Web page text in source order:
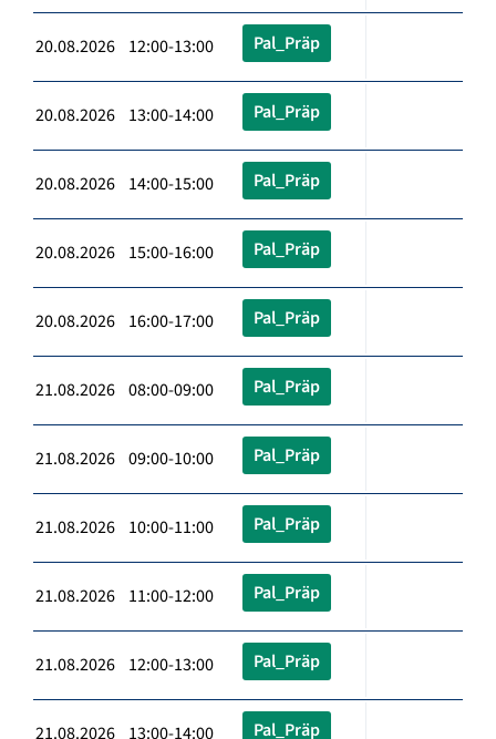
20.08.2026 12:00-13:00 Pal_Präp
20.08.2026 13:00-14:00 Pal_Präp
20.08.2026 14:00-15:00 Pal_Präp
20.08.2026 15:00-16:00 Pal_Präp
20.08.2026 16:00-17:00 Pal_Präp
21.08.2026 08:00-09:00 Pal_Präp
21.08.2026 09:00-10:00 Pal_Präp
21.08.2026 10:00-11:00 Pal_Präp
21.08.2026 11:00-12:00 Pal_Präp
21.08.2026 12:00-13:00 Pal_Präp
21.08.2026 13:00-14:00 Pal_Präp